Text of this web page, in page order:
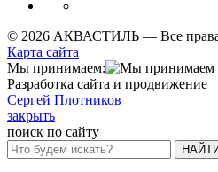
© 2026 АКВАСТИЛЬ — Все
Карта сайта
Мы принимаем:
Разработка сайта и продвижение
Сергей Плотников
закрыть
поиск по сайту